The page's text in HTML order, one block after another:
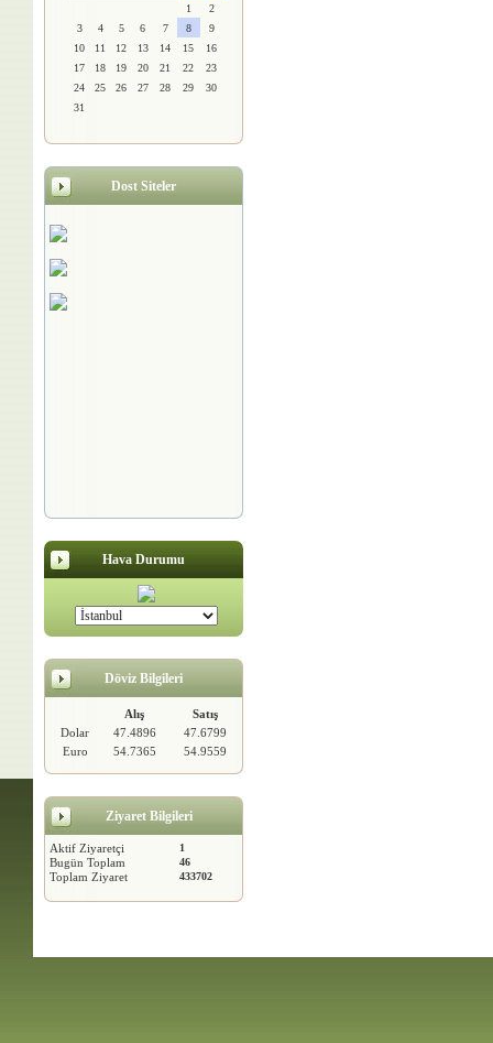
1
2
3
4 5 6 7 8
9
10
11 12 13 14 15
16
17
18 19 20 21 22
23
24
25 26 27 28 29
30
31
Dost Siteler
Hava Durumu
Döviz Bilgileri
Alış
Satış
Dolar
47.4896
47.6799
Euro
54.7365 54.9559
Ziyaret Bilgileri
Aktif Ziyaretçi 1
Bugün Toplam 46
Toplam Ziyaret 433702